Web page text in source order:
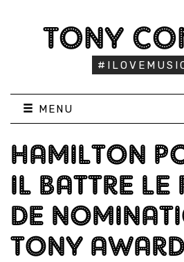
TONY
MENU
HAMILTON
IL BATTRE LE
DE
TONY